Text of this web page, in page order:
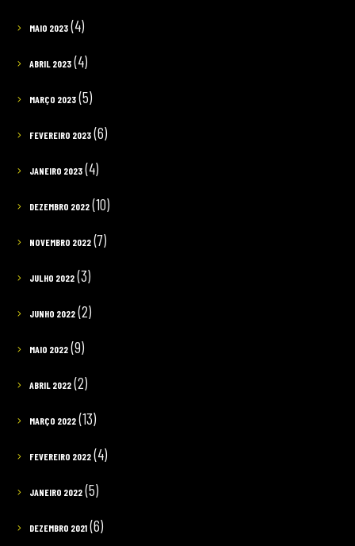
MAIO 2023(4)
ABRIL 2023(4)
MARÇO 2023(5)
FEVEREIRO 2023(6)
JANEIRO 2023(4)
DEZEMBRO 2022(10)
NOVEMBRO 2022(7)
JULHO 2022(3)
JUNHO 2022(2)
MAIO 2022(9)
ABRIL 2022(2)
MARÇO 2022(13)
FEVEREIRO 2022(4)
JANEIRO 2022(5)
DEZEMBRO 2021(6)